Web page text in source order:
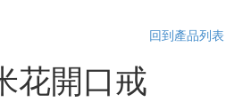
回到產品列表
花開口戒